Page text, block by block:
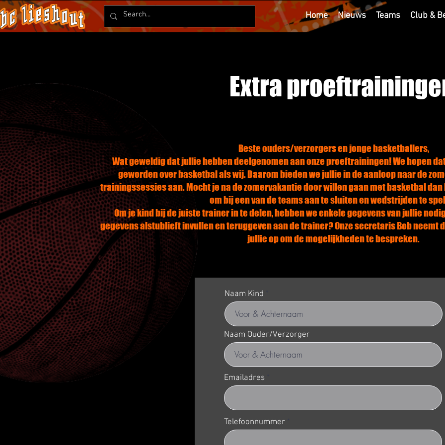
Home Nieuws Teams Club &
Beste ouders/verzorgers en jonge basketballers,
Wat geweldig dat jullie hebben deelgenomen aan onze proeftrainingen! We hopen
geworden over basketbal als wij. Daarom bieden we jullie in de aanloop naar de
trainingssessies aan. Mocht je na de zomervakantie door willen gaan met basketbal
om bij een van de teams aan te sluiten en wedstrijden te
Om je kind bij de juiste trainer in te delen, hebben we enkele gegevens van jullie
gegevens alstublieft invullen en teruggeven aan de trainer? Onze secretaris Bob neemt
jullie op om de mogelijkheden te bespreken.
Extra
Naam Kind
Naam Ouder/Verzorger
Emailadres
Telefoonnummer